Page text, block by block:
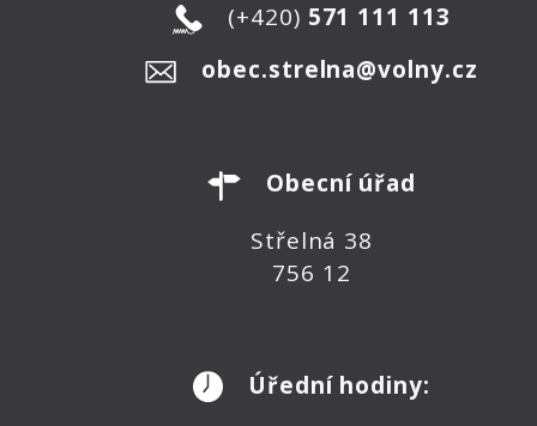
(+420) 571 111 113
obec.strelna@volny.cz
Obecní úřad
Střelná 38
756 12
Úřední hodiny: